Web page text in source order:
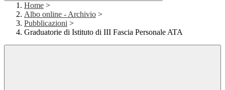
Home >
Albo online - Archivio >
Pubblicazioni >
Graduatorie di Istituto di III Fascia Personale ATA